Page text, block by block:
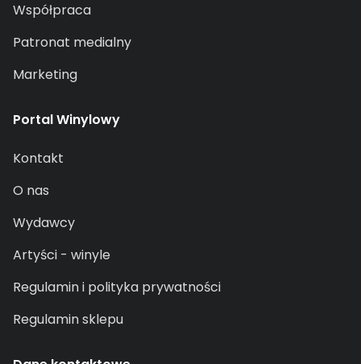
Współpraca
Patronat medialny
Marketing
Portal Winylowy
Kontakt
O nas
Wydawcy
Artyści - winyle
Regulamin i polityka prywatności
Regulamin sklepu